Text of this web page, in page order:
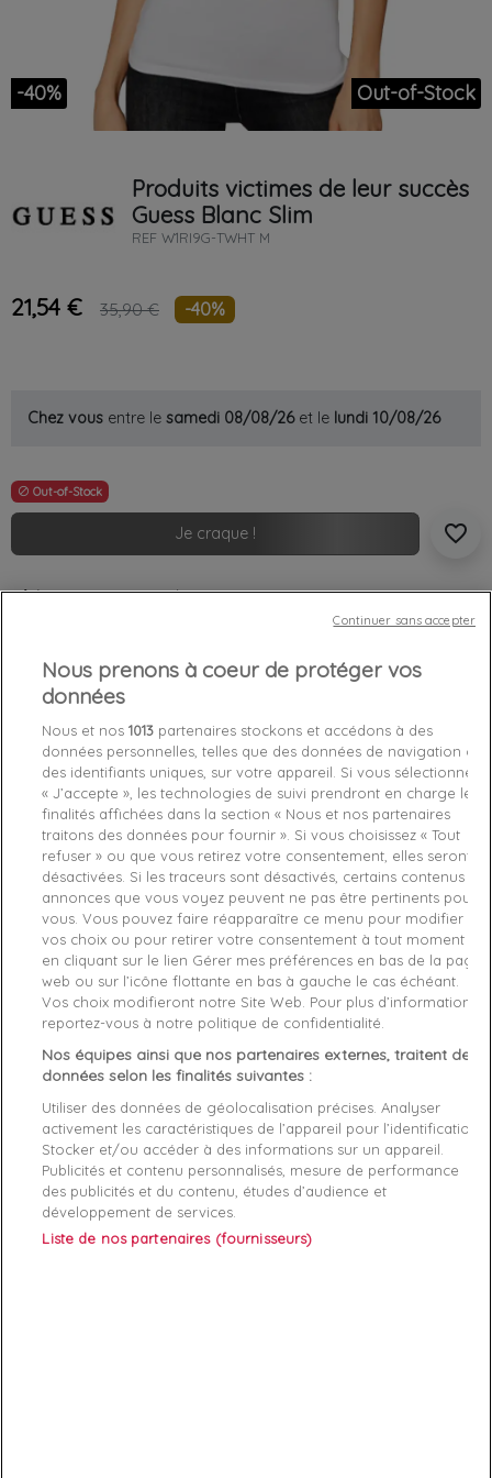
-40% Out-of-Stock
Produits victimes de leur succès
Guess Blanc Slim
REF W1RI9G-TWHT M
21,54 € 35,90 € -40%
Chez vous entre le samedi 08/08/26et le lundi 10/08/26
 Out-of-Stock
Je craque ! favorite_border
Livraison gratuite *
Caractéristiques produit
Détails du produit Fabriquant
Référence W1RI9G-TWHT M
Fiche technique
Couleur Blanc
Matière Coton
Genre Femme
Rayon Vetement
Démarque 40 %
Références spécifiques
EAN-13 7618483528732
Nous prenons à coeur de protéger vos
données
Nous et nos1013 partenaires stockons et accédons à des
données personnelles, telles que des données de navigation ou
des identifiants uniques, sur votre appareil. Si vous sélectionnez
« J’accepte », les technologies de suivi prendront en charge les
finalités affichées dans la section « Nous et nos partenaires
traitons des données pour fournir ». Si vous choisissez « Tout
refuser » ou que vous retirez votre consentement, elles seront
désactivées. Si les traceurs sont désactivés, certains contenus et
annonces que vous voyez peuvent ne pas être pertinents pour
vous. Vous pouvez faire réapparaître ce menu pour modifier
vos choix ou pour retirer votre consentement à tout moment
en cliquant sur le lien Gérer mes préférences en bas de la page
web ou sur l’icône flottante en bas à gauche le cas échéant.
Vos choix modifieront notre Site Web. Pour plus d’informations,
reportez-vous à notre politique de confidentialité.
Nos équipes ainsi que nos partenaires externes, traitent des
données selon les finalités suivantes :
Utiliser des données de géolocalisation précises. Analyser
activement les caractéristiques de l’appareil pour l’identification.
Stocker et/ou accéder à des informations sur un appareil.
Publicités et contenu personnalisés, mesure de performance
des publicités et du contenu, études d’audience et
développement de services.
Liste de nos partenaires (fournisseurs)
Continuer sans accepter